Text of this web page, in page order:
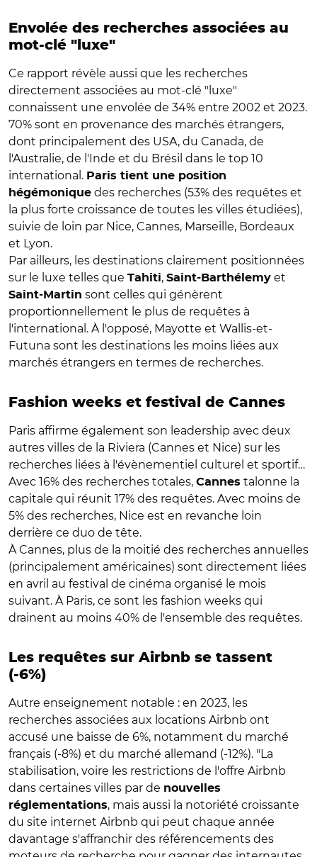
Envolée des recherches associées au
mot-clé "luxe"
Ce rapport révèle aussi que les recherches
directement associées au mot-clé "luxe"
connaissent une envolée de 34% entre 2002 et 2023.
70% sont en provenance des marchés étrangers,
dont principalement des USA, du Canada, de
l'Australie, de l'Inde et du Brésil dans le top 10
international. Paris tient une position
hégémonique des recherches (53% des requêtes et
la plus forte croissance de toutes les villes étudiées),
suivie de loin par Nice, Cannes, Marseille, Bordeaux
et Lyon.
Par ailleurs, les destinations clairement positionnées
sur le luxe telles que Tahiti, Saint-Barthélemy et
Saint-Martin sont celles qui génèrent
proportionnellement le plus de requêtes à
l'international. À l'opposé, Mayotte et Wallis-et-
Futuna sont les destinations les moins liées aux
marchés étrangers en termes de recherches.
Fashion weeks et festival de Cannes
Paris affirme également son leadership avec deux
autres villes de la Riviera (Cannes et Nice) sur les
recherches liées à l'évènementiel culturel et sportif…
Avec 16% des recherches totales, Cannes talonne la
capitale qui réunit 17% des requêtes. Avec moins de
5% des recherches, Nice est en revanche loin
derrière ce duo de tête.
À Cannes, plus de la moitié des recherches annuelles
(principalement américaines) sont directement liées
en avril au festival de cinéma organisé le mois
suivant. À Paris, ce sont les fashion weeks qui
drainent au moins 40% de l'ensemble des requêtes.
Les requêtes sur Airbnb se tassent
(-6%)
Autre enseignement notable : en 2023, les
recherches associées aux locations Airbnb ont
accusé une baisse de 6%, notamment du marché
français (-8%) et du marché allemand (-12%). "La
stabilisation, voire les restrictions de l'offre Airbnb
dans certaines villes par de nouvelles
réglementations, mais aussi la notoriété croissante
du site internet Airbnb qui peut chaque année
davantage s'affranchir des référencements des